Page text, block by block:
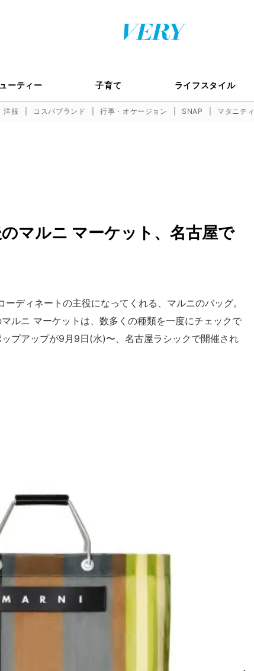
ーティー 子育て ライフスタイル
洋服 コスパブランド 行事・オケージョン SNAP マタニティ
のマルニ マーケット、名古屋で
ディネートの主役になってくれる、マルニのバッグ。
ルニ マーケットは、数多くの種類を一度にチェックで
プアップが9月9日(水)〜、名古屋ラシックで開催され